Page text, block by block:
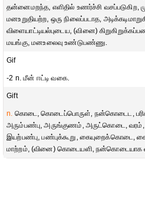
தன்னைமறந்த, எளிதில் உணர்ச்சி
மனஉறுதியற்ற, ஒரு நிலைப்படாத,
விளையாட்டியல்புடைய, (வினை)
மயங்கு, மனஉலைவு உண்டுபண்ணு.
Gif
-2 n. மீன் ஈட்டி வகை.
Gift
n. கொடை, கொடைப்பொருள், நன்கொடைட,
அரும்பண்பு, அருங்குணம், அருட்கொடை, வரம்,
இயற்பண்பு, பண்புக்கூறு, கையுறைக்கொடை,
மாற்றம், (வினை) கொடையளி, நன்கொடையாக